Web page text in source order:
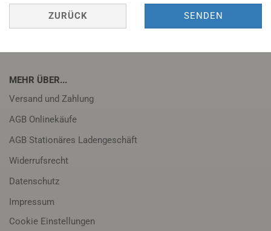
ZURÜCK SENDEN
MEHR ÜBER...
Versand und Zahlung
AGB Onlinekäufe
AGB Stationäres Ladengeschäft
Widerrufsrecht
Datenschutz
Impressum
Cookie Einstellungen